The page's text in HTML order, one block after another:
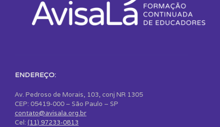
ENDEREÇO:
Av. Pedroso de Morais, 103, conj NR 1305
CEP: 05419-000 – São Paulo – SP
contato@avisala.org.br
Cel: (11) 97233-0813